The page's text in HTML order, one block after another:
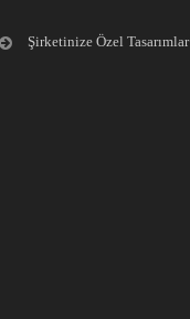
Şirketinize Özel Tasarımlar